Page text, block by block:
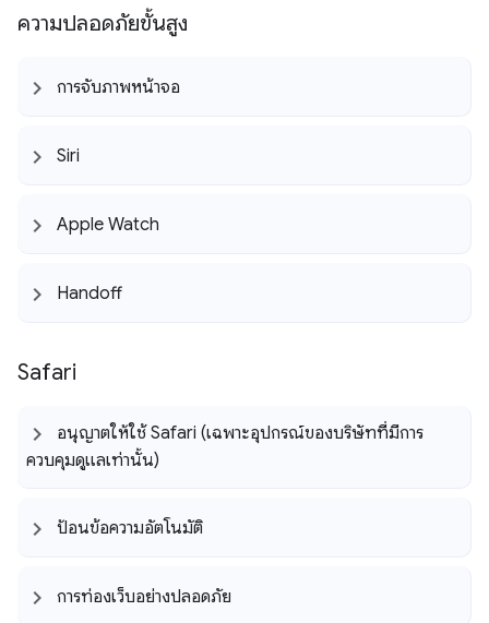
ความปลอดภัยขั้นสูง
การจับภาพหน้าจอ
Siri
Apple Watch
Handoff
Safari
อนุญาตให้ใช้ Safari (เฉพาะอุปกรณ์ของบริษัทที่มีการ
ควบคุมดูแลเท่านั้น)
ป้อนข้อความอัตโนมัติ
การท่องเว็บอย่างปลอดภัย